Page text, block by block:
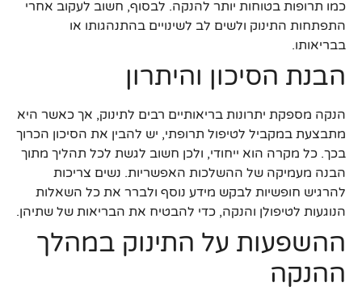
כמו תרופות בטוחות יותר להנקה. לבסוף, חשוב לעקוב אחרי
התפתחות התינוק ולשים לב לשינויים בהתנהגותו או
בבריאותו.
הבנת הסיכון והיתרון
הנקה מספקת יתרונות בריאותיים רבים לתינוק, אך כאשר היא
מתבצעת במקביל לטיפול תרופתי, יש להבין את הסיכון הכרוך
בכך. כל מקרה הוא ייחודי, ולכן חשוב לגשת לכל תהליך מתוך
הבנה מעמיקה של ההשלכות האפשריות. נשים צריכות
להרגיש חופשיות לבקש מידע נוסף ולברר את כל השאלות
הנוגעות לטיפולן והנקה, כדי להבטיח את הבריאות של שתיהן.
ההשפעות על התינוק במהלך
ההנקה